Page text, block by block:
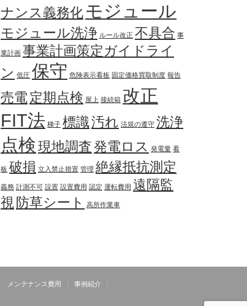
ナンス義務化 モジュール
モジュール洗浄 ルール改正 不具合 事
業計画 事業計画策定ガイドライ
ン 低圧 保守 危険表示看板 固定価格買取制度 報告
売電定期点検 屋上 接続箱 改正
FIT法 梯子 標識汚れ 法規の遵守 洗浄
点検 現地調査発電ロス 発電量 看
板 破損 立入禁止措置 管理 絶縁抵抗測定
義務 計測不可 設置 設置費用 認定 運転費用 遠隔監
視 防草シート 高所作業車
メンテナンス費用 事例紹介